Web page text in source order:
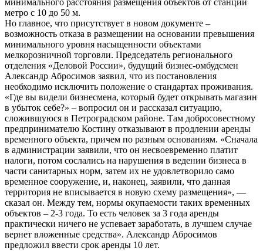
минимального расстояния размещения объектов от станций
метро с 10 до 50 м.
Но главное, что присутствует в новом документе –
возможность отказа в размещении на основании превышения
минимального уровня насыщенности объектами
мелкорозничной торговли. Председатель регионального
отделения «Деловой России», будущий бизнес-омбудсмен
Александр Абросимов заявил, что из постановления
необходимо исключить положение о стандартах проживания.
«Где вы видели бизнесмена, который будет открывать магазин
в убыток себе?» – вопросил он и рассказал ситуацию,
сложившуюся в Петроградском районе. Там добросовестному
предпринимателю Костину отказывают в продлении аренды
временного объекта, причем по разным основаниям. «Сначала
в администрации заявили, что он несвоевременно платит
налоги, потом сослались на нарушения в ведении бизнеса в
части санитарных норм, затем их не удовлетворило само
временное сооружение, и, наконец, заявили, что данная
территория не вписывается в новую схему размещения», —
сказал он. Между тем, нормы окупаемости таких временных
объектов – 2-3 года. То есть человек за 3 года аренды
практически ничего не успевает заработать, в лучшем случае
вернет вложенные средства». Александр Абросимов
предложил ввести срок аренды 10 лет.